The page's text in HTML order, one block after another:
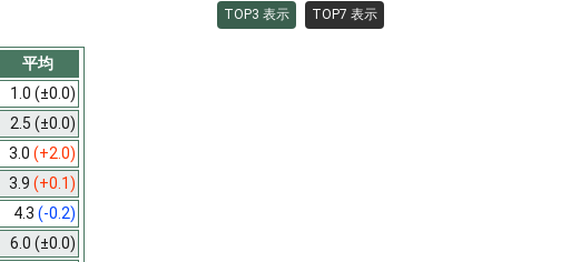
TOP3 表示 TOP7 表示
平均
1.0 (±0.0)
2.5 (±0.0)
3.0 (+2.0)
3.9 (+0.1)
4.3 (-0.2)
6.0 (±0.0)